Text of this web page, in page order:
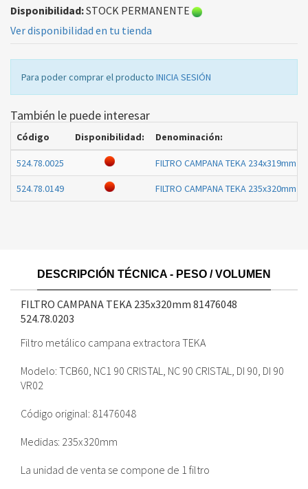
Disponibilidad:STOCK PERMANENTE
Ver disponibilidad en tu tienda
Para poder comprar el producto INICIA SESIÓN
También le puede interesar
Código Disponibilidad: Denominación:
524.78.0025 FILTRO CAMPANA TEKA 234x319mm
524.78.0149 FILTRO CAMPANA TEKA 235x320mm
DESCRIPCIÓN TÉCNICA - PESO / VOLUMEN
FILTRO CAMPANA TEKA 235x320mm 81476048
524.78.0203
Filtro metálico campana extractora TEKA
Modelo: TCB60, NC1 90 CRISTAL, NC 90 CRISTAL, DI 90, DI 90
VR02
Código original: 81476048
Medidas: 235x320mm
La unidad de venta se compone de 1 filtro